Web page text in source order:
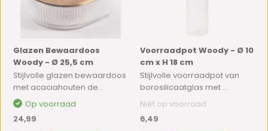
Glazen Bewaardoos
Woody - Ø 25,5 cm
Stijlvolle glazen bewaardoos
met acaciahouten de...
Op voorraad
24,99
Voorraadpot Woody - Ø 10
cm x H 18 cm
Stijlvolle voorraadpot van
borosilicaatglas met ...
Niet op voorraad
6,49